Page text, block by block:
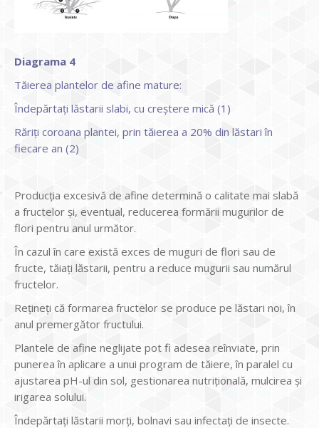
Diagrama 4
Tăierea plantelor de afine mature:
Îndepărtați lăstarii slabi, cu creștere mică (1)
Răriți coroana plantei, prin tăierea a 20% din lăstari în
fiecare an (2)
Producția excesivă de afine determină o calitate mai slabă
a fructelor și, eventual, reducerea formării mugurilor de
flori pentru anul următor.
În cazul în care există exces de muguri de flori sau de
fructe, tăiați lăstarii, pentru a reduce mugurii sau numărul
fructelor.
Rețineți că formarea fructelor se produce pe lăstari noi, în
anul premergător fructului.
Plantele de afine neglijate pot fi adesea reînviate, prin
punerea în aplicare a unui program de tăiere, în paralel cu
ajustarea pH-ul din sol, gestionarea nutrițională, mulcirea și
irigarea solului.
Îndepărtați lăstarii morți, bolnavi sau infectați de insecte.